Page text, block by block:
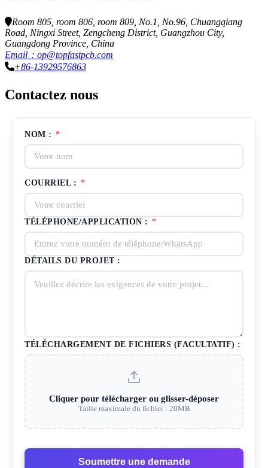
Room 805, room 806, room 809, No.1, No.96, Chuangqiang
Road, Ningxi Street, Zengcheng District, Guangzhou City,
Guangdong Province, China
Email：op@topfastpcb.com
+86-13929576863
Contactez nous
NOM : *
COURRIEL : *
TÉLÉPHONE/APPLICATION : *
DÉTAILS DU PROJET :
TÉLÉCHARGEMENT DE FICHIERS (FACULTATIF) :
Cliquer pour télécharger ou glisser-déposer
Taille maximale du fichier : 20MB
Soumettre une demande